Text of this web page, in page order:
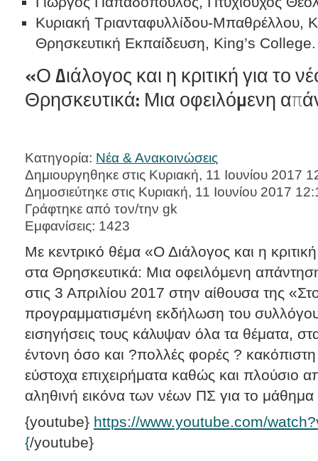
Κυριακή Τριανταφυλλίδου-Μπαθρέλλου,
Θρησκευτική Εκπαίδευση, King’s College.
«Ο Διάλογος και η κριτική για το
Θρησκευτικά: Μια οφειλόμενη
Κατηγορία: Νέα & Ανακοινώσεις
Δημιουργηθηκε στις Κυριακή, 11 Ιουνίου 2017
Δημοσιεύτηκε στις Κυριακή, 11 Ιουνίου 2017
Γράφτηκε από τον/την gk
Εμφανίσεις: 1423
Με κεντρικό θέμα «Ο Διάλογος και η
στα Θρησκευτικά: Μια οφειλόμενη
στις 3 Απριλίου 2017 στην αίθουσα της
προγραμματισμένη εκδήλωση του συλλόγου
εισηγήσεις τους κάλυψαν όλα τα θέματα,
έντονη όσο και ?πολλές φορές ? κακόπιστη
εύστοχα επιχειρήματα καθώς και πλούσιο
αληθινή εικόνα των νέων ΠΣ για το
{youtube} https://www.youtube.com/
{/youtube}